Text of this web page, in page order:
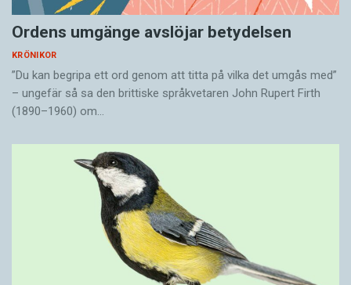
Ordens umgänge avslöjar betydelsen
KRÖNIKOR
”Du kan begripa ett ord genom att titta på vilka det umgås med”
– ungefär så sa den brittiske språkvetaren John Rupert Firth
(1890–1960) om…